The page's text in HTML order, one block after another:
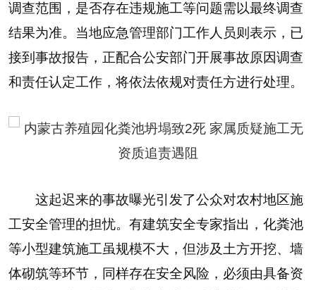
调查范围，是否存在违规施工等问题需以最终调查
结果为准。当地应急管理部门工作人员则表示，已
接到事故报告，正配合公安部门开展事故原因调查
和责任认定工作，将依法依规对责任方进行处理。
这起迟来的事故曝光引发了公众对农村地区施
工安全管理的担忧。有建筑安全专家指出，化粪池
等小型建筑施工虽规模不大，但涉及土方开挖、墙
体砌筑等环节，同样存在安全风险，必须由具备资